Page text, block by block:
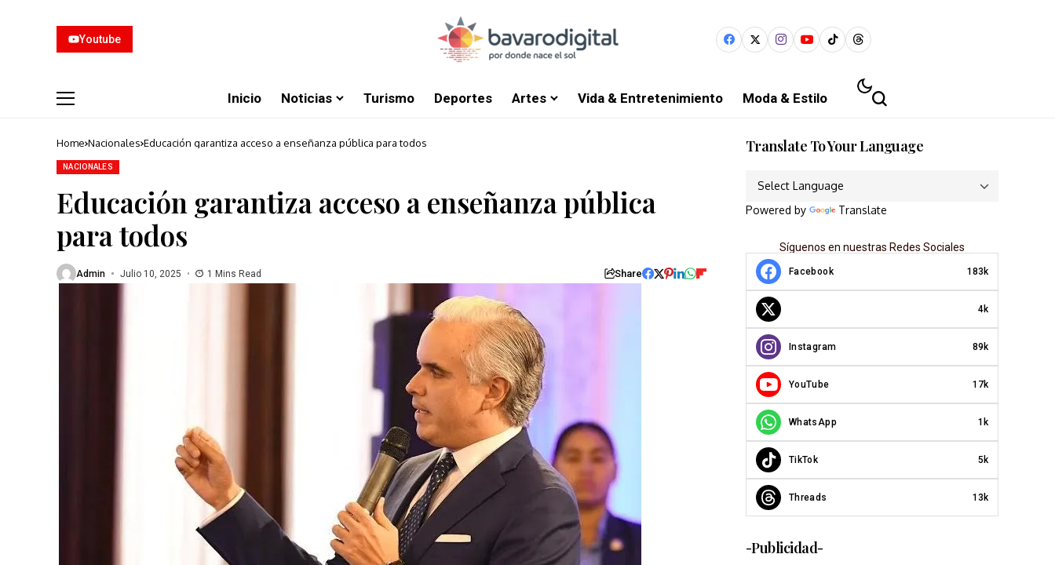
Youtube
Inicio Noticias Turismo Deportes Artes Vida & Entretenimiento Moda & Estilo
Home Nacionales Educación garantiza acceso a enseñanza pública para todos
NACIONALES
Educación garantiza acceso a enseñanza pública
para todos
Admin Julio 10, 2025 1 Mins Read Share
Translate To Your Language
Powered by Translate
Síguenos en nuestras Redes Sociales
Facebook 183k
4k
Instagram 89k
YouTube 17k
WhatsApp 1k
TikTok 5k
Threads 13k
-Publicidad-